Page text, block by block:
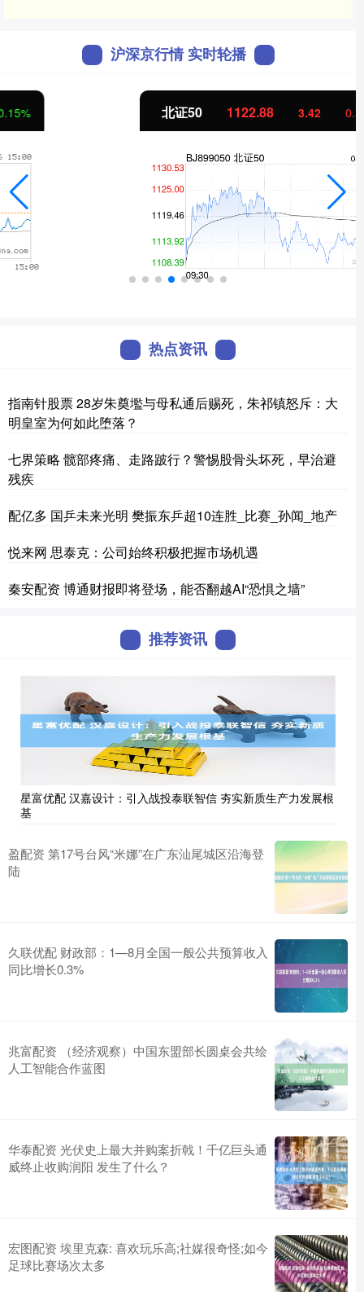
沪深京行情 实时轮播
1122.88 3.42 0.30%
热点资讯
指南针股票 28岁朱奠壏与母私通后赐死，朱祁镇怒斥：大
明皇室为何如此堕落？
七界策略 髋部疼痛、走路跛行？警惕股骨头坏死，早治避
残疾
配亿多 国乒未来光明 樊振东乒超10连胜_比赛_孙闻_地产
悦来网 思泰克：公司始终积极把握市场机遇
秦安配资 博通财报即将登场，能否翻越AI“恐惧之墙”
推荐资讯
星富优配 汉嘉设计：引入战投泰联智信 夯实新质生产力发展根
基
盈配资 第17号台风“米娜”在广东汕尾城区沿海登
陆
久联优配 财政部：1—8月全国一般公共预算收入
同比增长0.3%
兆富配资 （经济观察）中国东盟部长圆桌会共绘
人工智能合作蓝图
华泰配资 光伏史上最大并购案折戟！千亿巨头通
威终止收购润阳 发生了什么？
宏图配资 埃里克森: 喜欢玩乐高;社媒很奇怪;如今
足球比赛场次太多